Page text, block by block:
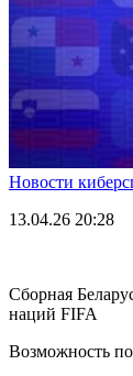
Новости
13.04.26 20:28
Сборная
наций FIFA
Возможность